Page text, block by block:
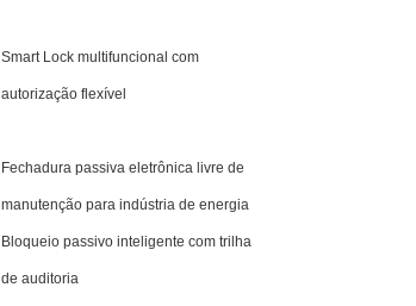
Smart Lock multifuncional com
autorização flexível
Fechadura passiva eletrônica livre de
manutenção para indústria de energia
Bloqueio passivo inteligente com trilha
de auditoria